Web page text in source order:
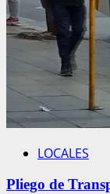
LOCALES
Pliego de